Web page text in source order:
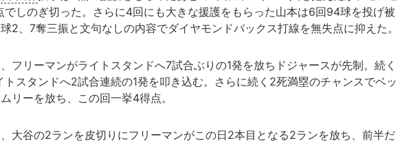
でしのぎ切った。さらに4回にも大きな援護をもらった山本は6回94球を投げ被
2、7奪三振と文句なしの内容でダイヤモンドバックス打線を無失点に抑えた。
フリーマンがライトスタンドへ7試合ぶりの1発を放ちドジャースが先制。続く
トスタンドへ2試合連続の1発を叩き込む。さらに続く2死満塁のチャンスでベッ
リーを放ち、この回一挙4得点。
大谷の2ランを皮切りにフリーマンがこの日2本目となる2ランを放ち、前半だ